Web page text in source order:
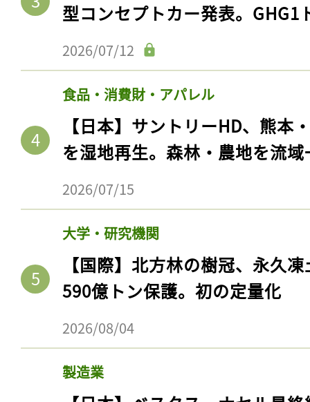
型コンセプトカー発表。GHG1
2026/07/12
食品・消費財・アパレル
【日本】サントリーHD、熊本
を湿地再生。森林・農地を流
2026/07/15
大学・研究機関
【国際】北方林の樹冠、永久
590億トン保護。初の定量化
2026/08/04
製造業